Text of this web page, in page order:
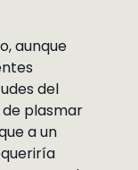
aunque
del
plasmar
a un